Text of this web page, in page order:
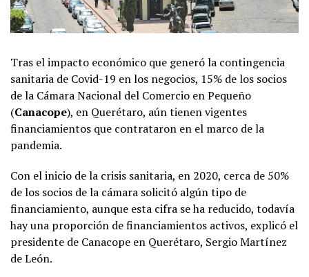
Tras el impacto económico que generó la contingencia
sanitaria de Covid-19 en los negocios, 15% de los socios
de la Cámara Nacional del Comercio en Pequeño
(Canacope), en Querétaro, aún tienen vigentes
financiamientos que contrataron en el marco de la
pandemia.
Con el inicio de la crisis sanitaria, en 2020, cerca de 50%
de los socios de la cámara solicitó algún tipo de
financiamiento, aunque esta cifra se ha reducido, todavía
hay una proporción de financiamientos activos, explicó el
presidente de Canacope en Querétaro, Sergio Martínez
de León.